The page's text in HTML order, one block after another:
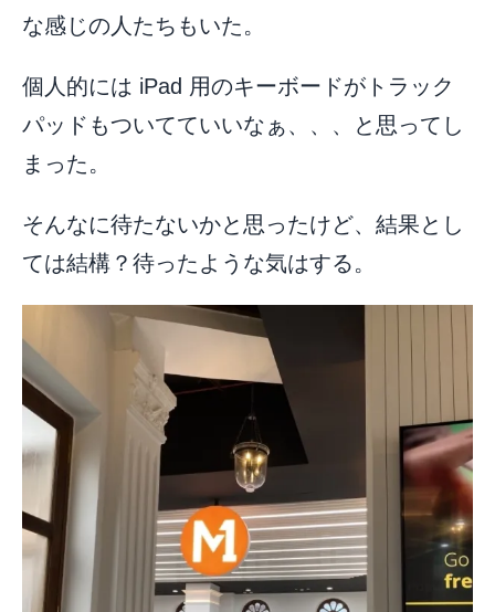
な感じの人たちもいた。
個人的には iPad 用のキーボードがトラック
パッドもついてていいなぁ、、、と思ってし
まった。
そんなに待たないかと思ったけど、結果とし
ては結構？待ったような気はする。